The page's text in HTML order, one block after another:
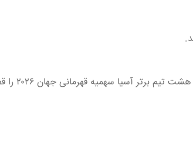
سهمیه قهرمانی جهان ۲۰۲۶ را قطعی کرده بودند.